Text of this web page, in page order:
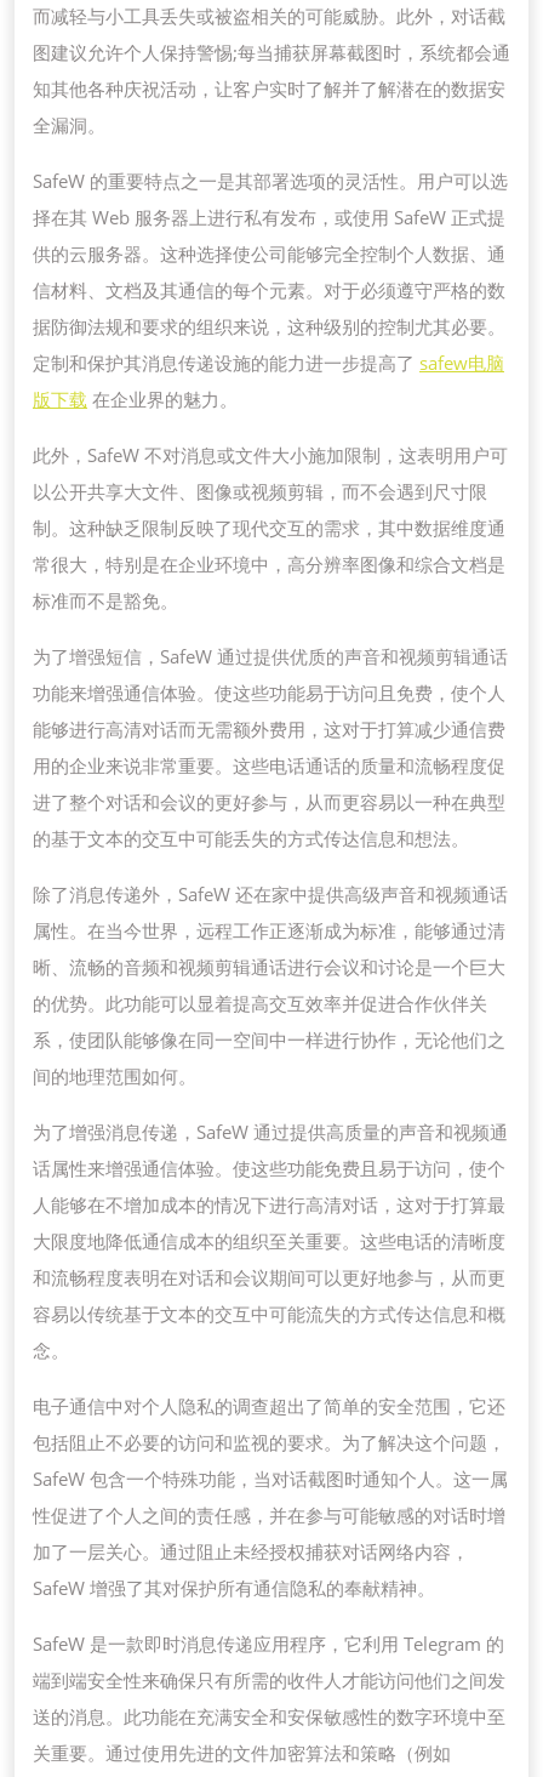
而减轻与小工具丢失或被盗相关的可能威胁。此外，对话截
图建议允许个人保持警惕;每当捕获屏幕截图时，系统都会通
知其他各种庆祝活动，让客户实时了解并了解潜在的数据安
全漏洞。
SafeW 的重要特点之一是其部署选项的灵活性。用户可以选
择在其 Web 服务器上进行私有发布，或使用 SafeW 正式提
供的云服务器。这种选择使公司能够完全控制个人数据、通
信材料、文档及其通信的每个元素。对于必须遵守严格的数
据防御法规和要求的组织来说，这种级别的控制尤其必要。
定制和保护其消息传递设施的能力进一步提高了 safew电脑
版下载 在企业界的魅力。
此外，SafeW 不对消息或文件大小施加限制，这表明用户可
以公开共享大文件、图像或视频剪辑，而不会遇到尺寸限
制。这种缺乏限制反映了现代交互的需求，其中数据维度通
常很大，特别是在企业环境中，高分辨率图像和综合文档是
标准而不是豁免。
为了增强短信，SafeW 通过提供优质的声音和视频剪辑通话
功能来增强通信体验。使这些功能易于访问且免费，使个人
能够进行高清对话而无需额外费用，这对于打算减少通信费
用的企业来说非常重要。这些电话通话的质量和流畅程度促
进了整个对话和会议的更好参与，从而更容易以一种在典型
的基于文本的交互中可能丢失的方式传达信息和想法。
除了消息传递外，SafeW 还在家中提供高级声音和视频通话
属性。在当今世界，远程工作正逐渐成为标准，能够通过清
晰、流畅的音频和视频剪辑通话进行会议和讨论是一个巨大
的优势。此功能可以显着提高交互效率并促进合作伙伴关
系，使团队能够像在同一空间中一样进行协作，无论他们之
间的地理范围如何。
为了增强消息传递，SafeW 通过提供高质量的声音和视频通
话属性来增强通信体验。使这些功能免费且易于访问，使个
人能够在不增加成本的情况下进行高清对话，这对于打算最
大限度地降低通信成本的组织至关重要。这些电话的清晰度
和流畅程度表明在对话和会议期间可以更好地参与，从而更
容易以传统基于文本的交互中可能流失的方式传达信息和概
念。
电子通信中对个人隐私的调查超出了简单的安全范围，它还
包括阻止不必要的访问和监视的要求。为了解决这个问题，
SafeW 包含一个特殊功能，当对话截图时通知个人。这一属
性促进了个人之间的责任感，并在参与可能敏感的对话时增
加了一层关心。通过阻止未经授权捕获对话网络内容，
SafeW 增强了其对保护所有通信隐私的奉献精神。
SafeW 是一款即时消息传递应用程序，它利用 Telegram 的
端到端安全性来确保只有所需的收件人才能访问他们之间发
送的消息。此功能在充满安全和安保敏感性的数字环境中至
关重要。通过使用先进的文件加密算法和策略（例如